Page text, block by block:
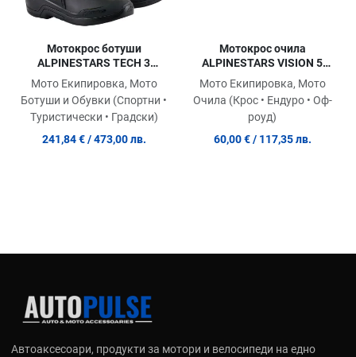
Мотокрос ботуши
ALPINESTARS TECH 3
BLACK/GREY/YELLOW
Мото Екипировка, Мото
Ботуши и Обувки (Спортни •
Туристически • Градски)
241,84 € / 473,00 лв.
Мотокрос очила
ALPINESTARS VISION 5
RORA GRST OLD PK
MIRROR-PINK
Мото Екипировка, Мото
Очила (Крос • Ендуро • Оф-
роуд)
60,00 € / 117,35 лв.
Автоаксесоари, продукти за мотори и велосипеди на едно